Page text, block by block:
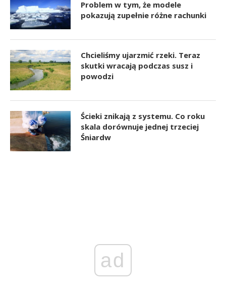
Problem w tym, że modele
pokazują zupełnie różne rachunki
Chcieliśmy ujarzmić rzeki. Teraz
skutki wracają podczas susz i
powodzi
Ścieki znikają z systemu. Co roku
skala dorównuje jednej trzeciej
Śniardw
ad